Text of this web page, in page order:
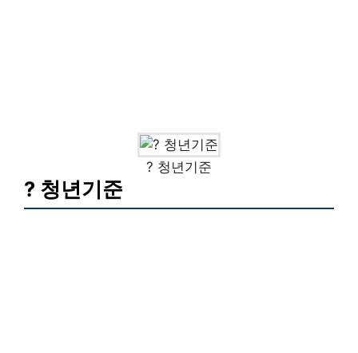
? 청년기준
? 청년기준